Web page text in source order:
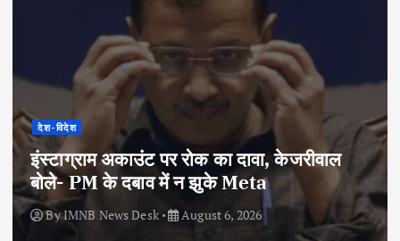
देश-विदेश
इंस्टाग्राम अकाउंट पर रोक का दावा, केजरीवाल
बोले- PM के दबाव में न झुके Meta
ByIMNB News Desk August 6, 2026